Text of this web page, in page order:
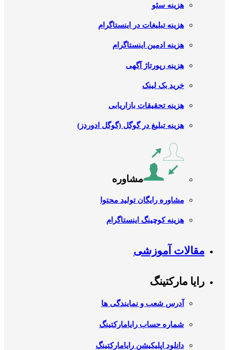
هزینه سئو
هزینه تبلیغات در اینستاگرام
هزینه ادمین اینستاگرام
هزینه رپورتاژ آگهی
خرید بک لینک
هزینه تحقیقات بازاریابی
هزینه تبلیغ در گوگل (گوگل ادوردز)
مشاوره
مشاوره رایگان تولید محتوا
هزینه کوچینگ اینستاگرام
مقالات آموزشی
رایا مارکتینگ
آدرس شعب و نمایندگی ها
شماره حساب رایامارکتینگ
دانلود اپلیکیشن رایامارکتینگ